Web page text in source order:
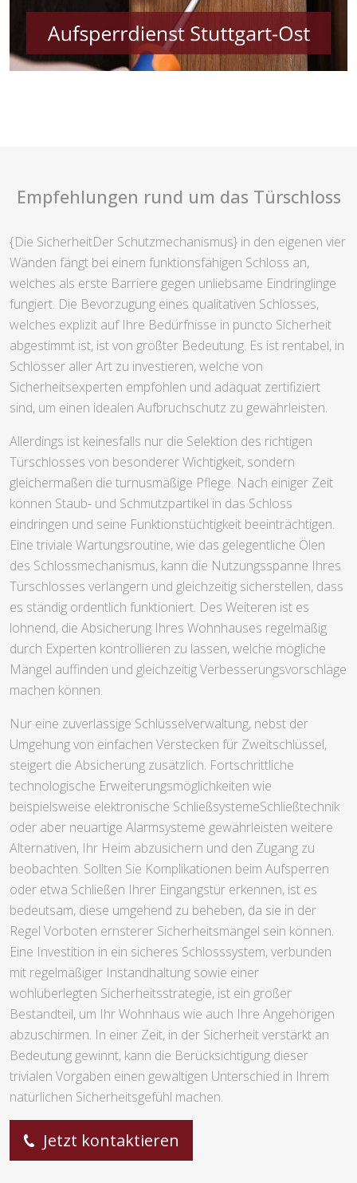
Empfehlungen rund um das Türschloss
{Die SicherheitDer Schutzmechanismus} in den eigenen vier
Wänden fängt bei einem funktionsfähigen Schloss an,
welches als erste Barriere gegen unliebsame Eindringlinge
fungiert. Die Bevorzugung eines qualitativen Schlosses,
welches explizit auf Ihre Bedürfnisse in puncto Sicherheit
abgestimmt ist, ist von größter Bedeutung. Es ist rentabel, in
Schlösser aller Art zu investieren, welche von
Sicherheitsexperten empfohlen und adäquat zertifiziert
sind, um einen idealen Aufbruchschutz zu gewährleisten.
Allerdings ist keinesfalls nur die Selektion des richtigen
Türschlosses von besonderer Wichtigkeit, sondern
gleichermaßen die turnusmäßige Pflege. Nach einiger Zeit
können Staub- und Schmutzpartikel in das Schloss
eindringen und seine Funktionstüchtigkeit beeinträchtigen.
Eine triviale Wartungsroutine, wie das gelegentliche Ölen
des Schlossmechanismus, kann die Nutzungsspanne Ihres
Türschlosses verlängern und gleichzeitig sicherstellen, dass
es ständig ordentlich funktioniert. Des Weiteren ist es
lohnend, die Absicherung Ihres Wohnhauses regelmäßig
durch Experten kontrollieren zu lassen, welche mögliche
Mängel auffinden und gleichzeitig Verbesserungsvorschläge
machen können.
Nur eine zuverlässige Schlüsselverwaltung, nebst der
Umgehung von einfachen Verstecken für Zweitschlüssel,
steigert die Absicherung zusätzlich. Fortschrittliche
technologische Erweiterungsmöglichkeiten wie
beispielsweise elektronische SchließsystemeSchließtechnik
oder aber neuartige Alarmsysteme gewährleisten weitere
Alternativen, Ihr Heim abzusichern und den Zugang zu
beobachten. Sollten Sie Komplikationen beim Aufsperren
oder etwa Schließen Ihrer Eingangstür erkennen, ist es
bedeutsam, diese umgehend zu beheben, da sie in der
Regel Vorboten ernsterer Sicherheitsmängel sein können.
Eine Investition in ein sicheres Schlosssystem, verbunden
mit regelmäßiger Instandhaltung sowie einer
wohlüberlegten Sicherheitsstrategie, ist ein großer
Bestandteil, um Ihr Wohnhaus wie auch Ihre Angehörigen
abzuschirmen. In einer Zeit, in der Sicherheit verstärkt an
Bedeutung gewinnt, kann die Berücksichtigung dieser
trivialen Vorgaben einen gewaltigen Unterschied in Ihrem
natürlichen Sicherheitsgefühl machen.
Jetzt kontaktieren